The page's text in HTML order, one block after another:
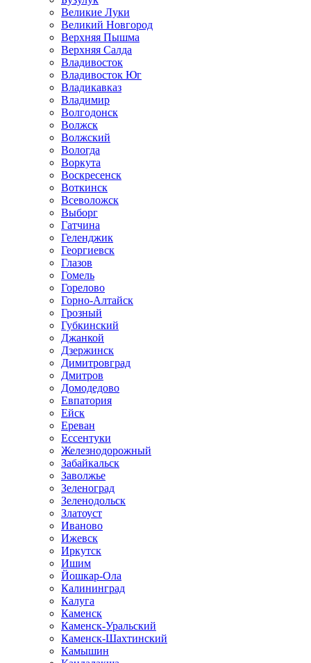
Великие Луки
Великий Новгород
Верхняя Пышма
Верхняя Салда
Владивосток
Владивосток Юг
Владикавказ
Владимир
Волгодонск
Волжск
Волжский
Вологда
Воркута
Воскресенск
Воткинск
Всеволожск
Выборг
Гатчина
Геленджик
Георгиевск
Глазов
Гомель
Горелово
Горно-Алтайск
Грозный
Губкинский
Джанкой
Дзержинск
Димитровград
Дмитров
Домодедово
Евпатория
Ейск
Ереван
Ессентуки
Железнодорожный
Забайкальск
Заволжье
Зеленоград
Зеленодольск
Златоуст
Иваново
Ижевск
Иркутск
Ишим
Йошкар-Ола
Калининград
Калуга
Каменск
Каменск-Уральский
Каменск-Шахтинский
Камышин